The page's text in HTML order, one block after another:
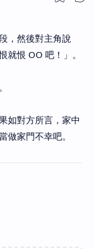
，然後對主角說
就恨 OO 吧！」。
如對方所言，家中
做家門不幸吧。